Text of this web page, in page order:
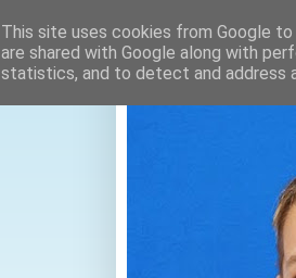
This site uses cookies from Google
are shared with Google along with
statistics, and to detect and address